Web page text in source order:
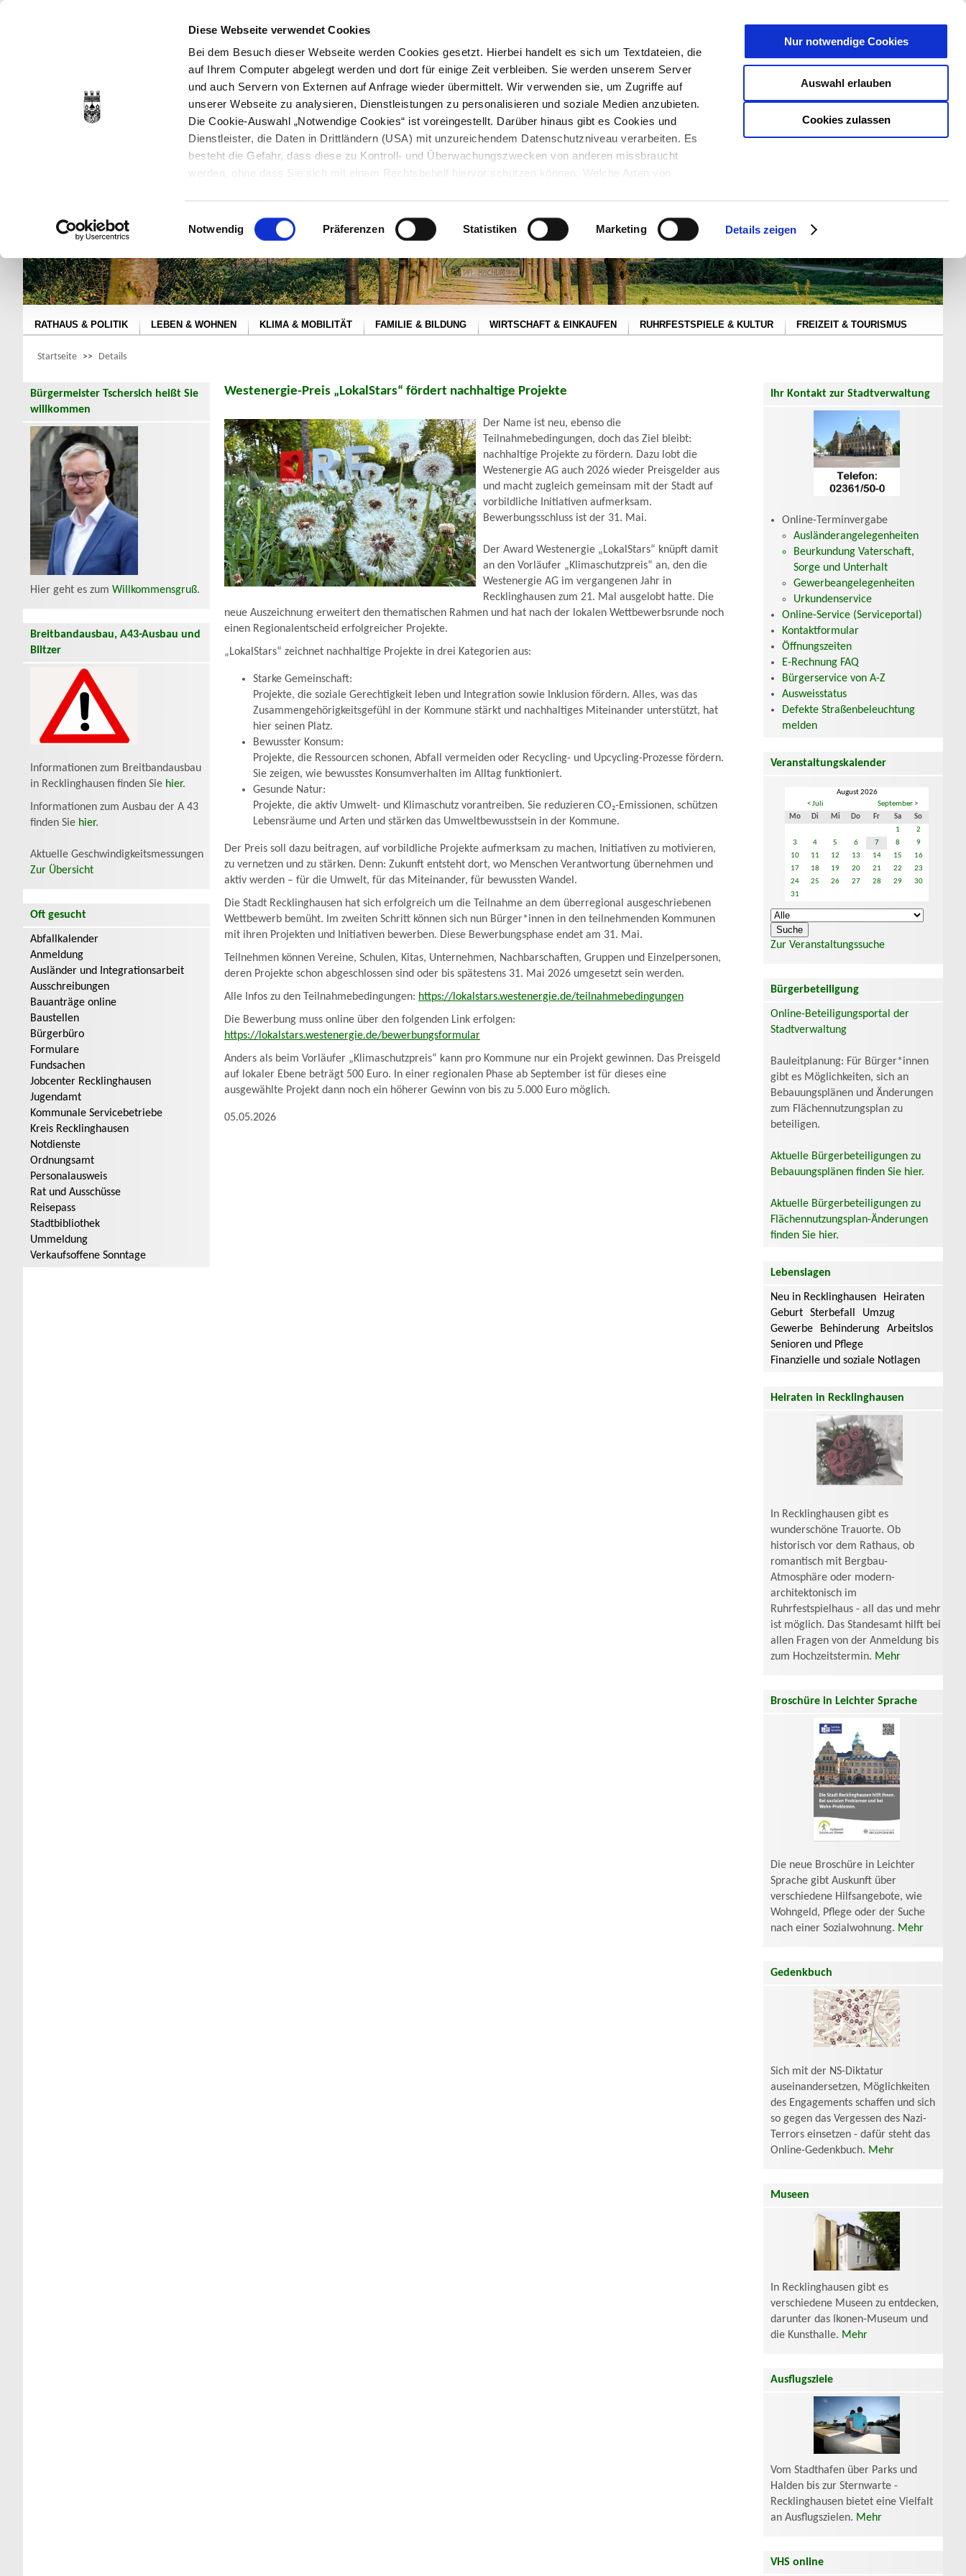
Diese Webseite verwendet Cookies
Bei dem Besuch dieser Webseite werden Cookies gesetzt. Hierbei handelt es sich um Textdateien, die
auf Ihrem Computer abgelegt werden und dort für einige Zeit verbleiben. Sie werden unserem Server
und auch Servern von Externen auf Anfrage wieder übermittelt. Wir verwenden sie, um Zugriffe auf
unserer Webseite zu analysieren, Dienstleistungen zu personalisieren und soziale Medien anzubieten.
Die Cookie-Auswahl „Notwendige Cookies“ ist voreingestellt. Darüber hinaus gibt es Cookies und
Dienstleister, die Daten in Drittländern (USA) mit unzureichendem Datenschutzniveau verarbeiten. Es
besteht die Gefahr, dass diese zu Kontroll- und Überwachungszwecken von anderen missbraucht
werden, ohne dass Sie sich mit einem Rechtsbehelf hiervor schützen können. Welche Arten von
Datenschutzerklärung
entnehmen. Die von Ihnen getroffene Auswahl der gewünschten Cookies kann
jederzeit mit Wirkung für die Zukunft angepasst oder
werden.
Einwilligungsauswahl
Notwendig Präferenzen Statistiken Marketing Details zeigen
Cookies zulassen
Auswahl erlauben
Nur notwendige Cookies
STARTSEITE
SCHRIFTGRÖßE:
RATHAUS & POLITIK LEBEN & WOHNEN KLIMA & MOBILITÄT FAMILIE & BILDUNG WIRTSCHAFT & EINKAUFEN RUHRFESTSPIELE & KULTUR FREIZEIT & TOURISMUS
Startseite >> Details
Bürgermeister Tschersich heißt Sie
willkommen
Hier geht es zum Willkommensgruß.
Breitbandausbau, A43-Ausbau und
Blitzer
Informationen zum Breitbandausbau
in Recklinghausen finden Sie hier.
Informationen zum Ausbau der A 43
finden Sie hier.
Aktuelle Geschwindigkeitsmessungen
Zur Übersicht
Oft gesucht
Abfallkalender
Anmeldung
Ausländer und Integrationsarbeit
Ausschreibungen
Bauanträge online
Baustellen
Bürgerbüro
Formulare
Fundsachen
Jobcenter Recklinghausen
Jugendamt
Kommunale Servicebetriebe
Kreis Recklinghausen
Notdienste
Ordnungsamt
Personalausweis
Rat und Ausschüsse
Reisepass
Stadtbibliothek
Ummeldung
Verkaufsoffene Sonntage
Westenergie-Preis „LokalStars“ fördert nachhaltige Projekte
Der Name ist neu, ebenso die
Teilnahmebedingungen, doch das Ziel bleibt:
nachhaltige Projekte zu fördern. Dazu lobt die
Westenergie AG auch 2026 wieder Preisgelder aus
und macht zugleich gemeinsam mit der Stadt auf
vorbildliche Initiativen aufmerksam.
Bewerbungsschluss ist der 31. Mai.
Der Award Westenergie „LokalStars“ knüpft damit
an den Vorläufer „Klimaschutzpreis“ an, den die
Westenergie AG im vergangenen Jahr in
Recklinghausen zum 21. Mal ausgelobt hatte. Die
neue Auszeichnung erweitert den thematischen Rahmen und hat nach der lokalen Wettbewerbsrunde noch
einen Regionalentscheid erfolgreicher Projekte.
„LokalStars“ zeichnet nachhaltige Projekte in drei Kategorien aus:
Starke Gemeinschaft:
Projekte, die soziale Gerechtigkeit leben und Integration sowie Inklusion fördern. Alles, was das
Zusammengehörigkeitsgefühl in der Kommune stärkt und nachhaltiges Miteinander unterstützt, hat
hier seinen Platz.
Bewusster Konsum:
Projekte, die Ressourcen schonen, Abfall vermeiden oder Recycling- und Upcycling-Prozesse fördern.
Sie zeigen, wie bewusstes Konsumverhalten im Alltag funktioniert.
Gesunde Natur:
Projekte, die aktiv Umwelt- und Klimaschutz vorantreiben. Sie reduzieren CO₂-Emissionen, schützen
Lebensräume und Arten und stärken das Umweltbewusstsein in der Kommune.
Der Preis soll dazu beitragen, auf vorbildliche Projekte aufmerksam zu machen, Initiativen zu motivieren,
zu vernetzen und zu stärken. Denn: Zukunft entsteht dort, wo Menschen Verantwortung übernehmen und
aktiv werden – für die Umwelt, für das Miteinander, für bewussten Wandel.
Die Stadt Recklinghausen hat sich erfolgreich um die Teilnahme an dem überregional ausgeschriebenen
Wettbewerb bemüht. Im zweiten Schritt können sich nun Bürger*innen in den teilnehmenden Kommunen
mit ihren Projekten und Initiativen bewerben. Diese Bewerbungsphase endet am 31. Mai.
Teilnehmen können Vereine, Schulen, Kitas, Unternehmen, Nachbarschaften, Gruppen und Einzelpersonen,
deren Projekte schon abgeschlossen sind oder bis spätestens 31. Mai 2026 umgesetzt sein werden.
Alle Infos zu den Teilnahmebedingungen: https://lokalstars.westenergie.de/teilnahmebedingungen
Die Bewerbung muss online über den folgenden Link erfolgen:
https://lokalstars.westenergie.de/bewerbungsformular
Anders als beim Vorläufer „Klimaschutzpreis“ kann pro Kommune nur ein Projekt gewinnen. Das Preisgeld
auf lokaler Ebene beträgt 500 Euro. In einer regionalen Phase ab September ist für dieses eine
ausgewählte Projekt dann noch ein höherer Gewinn von bis zu 5.000 Euro möglich.
05.05.2026
Ihr Kontakt zur Stadtverwaltung
Online-Terminvergabe
Ausländerangelegenheiten
Beurkundung Vaterschaft,
Sorge und Unterhalt
Gewerbeangelegenheiten
Urkundenservice
Online-Service (Serviceportal)
Kontaktformular
Öffnungszeiten
E-Rechnung FAQ
Bürgerservice von A-Z
Ausweisstatus
Defekte Straßenbeleuchtung
melden
Veranstaltungskalender
August 2026
< Juli
September >
Mo
Di Mi Do Fr Sa
So
1
2
3
4 5 6 7 8
9
10
11 12 13 14 15
16
17
18 19 20 21 22
23
24
25 26 27 28 29
30
31
Zur Veranstaltungssuche
Bürgerbeteiligung
Online-Beteiligungsportal der
Stadtverwaltung
Bauleitplanung: Für Bürger*innen
gibt es Möglichkeiten, sich an
Bebauungsplänen und Änderungen
zum Flächennutzungsplan zu
beteiligen.
Aktuelle Bürgerbeteiligungen zu
Bebauungsplänen finden Sie hier.
Aktuelle Bürgerbeteiligungen zu
Flächennutzungsplan-Änderungen
finden Sie hier.
Lebenslagen
Neu in Recklinghausen
Heiraten
Geburt
Sterbefall
Umzug
Gewerbe
Behinderung
Arbeitslos
Senioren und Pflege
Finanzielle und soziale Notlagen
Heiraten in Recklinghausen
In Recklinghausen gibt es
wunderschöne Trauorte. Ob
historisch vor dem Rathaus, ob
romantisch mit Bergbau-
Atmosphäre oder modern-
architektonisch im
Ruhrfestspielhaus - all das und mehr
ist möglich. Das Standesamt hilft bei
allen Fragen von der Anmeldung bis
zum Hochzeitstermin. Mehr
Broschüre in Leichter Sprache
Die neue Broschüre in Leichter
Sprache gibt Auskunft über
verschiedene Hilfsangebote, wie
Wohngeld, Pflege oder der Suche
nach einer Sozialwohnung. Mehr
Gedenkbuch
Sich mit der NS-Diktatur
auseinandersetzen, Möglichkeiten
des Engagements schaffen und sich
so gegen das Vergessen des Nazi-
Terrors einsetzen - dafür steht das
Online-Gedenkbuch. Mehr
Museen
In Recklinghausen gibt es
verschiedene Museen zu entdecken,
darunter das Ikonen-Museum und
die Kunsthalle. Mehr
Ausflugsziele
Vom Stadthafen über Parks und
Halden bis zur Sternwarte -
Recklinghausen bietet eine Vielfalt
an Ausflugszielen. Mehr
VHS online